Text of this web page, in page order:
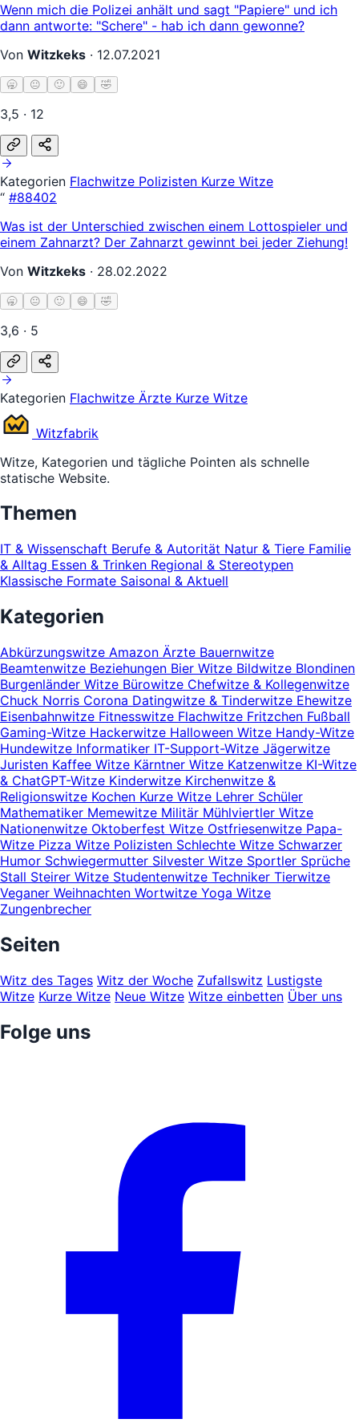
Wenn mich die Polizei anhält und sagt "Papiere" und ich
dann antworte: "Schere" - hab ich dann gewonne?
Von Witzkeks · 12.07.2021
🥱 😐 🙂 😄 🤣
3,5 · 12
Kategorien Flachwitze Polizisten Kurze Witze
“ #88402
Was ist der Unterschied zwischen einem Lottospieler und
einem Zahnarzt? Der Zahnarzt gewinnt bei jeder Ziehung!
Von Witzkeks · 28.02.2022
🥱 😐 🙂 😄 🤣
3,6 · 5
Kategorien Flachwitze Ärzte Kurze Witze
Witzfabrik
Witze, Kategorien und tägliche Pointen als schnelle
statische Website.
Themen
IT & Wissenschaft Berufe & Autorität Natur & Tiere Familie
& Alltag Essen & Trinken Regional & Stereotypen
Klassische Formate Saisonal & Aktuell
Kategorien
Abkürzungswitze Amazon Ärzte Bauernwitze
Beamtenwitze Beziehungen Bier Witze Bildwitze Blondinen
Burgenländer Witze Bürowitze Chefwitze & Kollegenwitze
Chuck Norris Corona Datingwitze & Tinderwitze Ehewitze
Eisenbahnwitze Fitnesswitze Flachwitze Fritzchen Fußball
Gaming-Witze Hackerwitze Halloween Witze Handy-Witze
Hundewitze Informatiker IT-Support-Witze Jägerwitze
Juristen Kaffee Witze Kärntner Witze Katzenwitze KI-Witze
& ChatGPT-Witze Kinderwitze Kirchenwitze &
Religionswitze Kochen Kurze Witze Lehrer Schüler
Mathematiker Memewitze Militär Mühlviertler Witze
Nationenwitze Oktoberfest Witze Ostfriesenwitze Papa-
Witze Pizza Witze Polizisten Schlechte Witze Schwarzer
Humor Schwiegermutter Silvester Witze Sportler Sprüche
Stall Steirer Witze Studentenwitze Techniker Tierwitze
Veganer Weihnachten Wortwitze Yoga Witze
Zungenbrecher
Seiten
Witz des Tages Witz der Woche Zufallswitz Lustigste
Witze Kurze Witze Neue Witze Witze einbetten Über uns
Folge uns